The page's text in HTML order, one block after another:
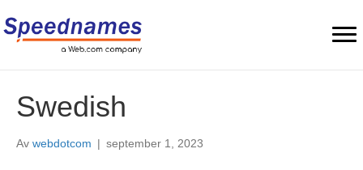
Swedish
Av webdotcom | september 1, 2023